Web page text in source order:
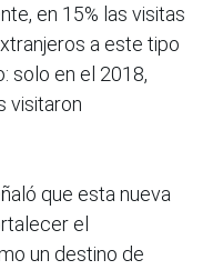
en 15% las visitas
a este tipo
solo en el 2018,
visitaron
que esta nueva
el
un destino de